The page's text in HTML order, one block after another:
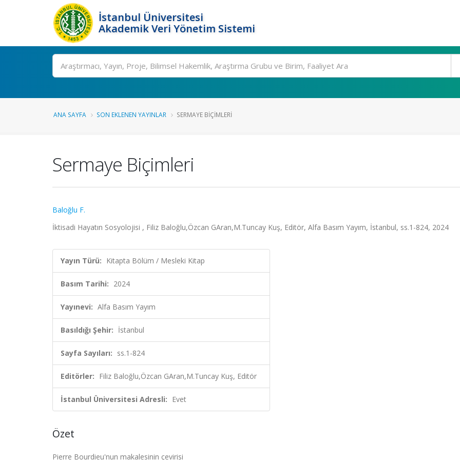
İstanbul Üniversitesi
Akademik Veri Yönetim Sistemi
Ara
ANA SAYFA SON EKLENEN YAYINLAR SERMAYE BIÇIMLERI
Sermaye Biçimleri
Baloğlu F.
İktisadi Hayatın Sosyolojisi , Filiz Baloğlu,Özcan GAran,M.Tuncay Kuş, Editör, Alfa Basım Yayım, İstanbul, ss.1-824, 2024
Yayın Türü: Kitapta Bölüm / Mesleki Kitap
Basım Tarihi: 2024
Yayınevi: Alfa Basım Yayım
Basıldığı Şehir: İstanbul
Sayfa Sayıları: ss.1-824
Editörler: Filiz Baloğlu,Özcan GAran,M.Tuncay Kuş, Editör
İstanbul Üniversitesi Adresli: Evet
Özet
Pierre Bourdieu'nun makalesinin çevirisi